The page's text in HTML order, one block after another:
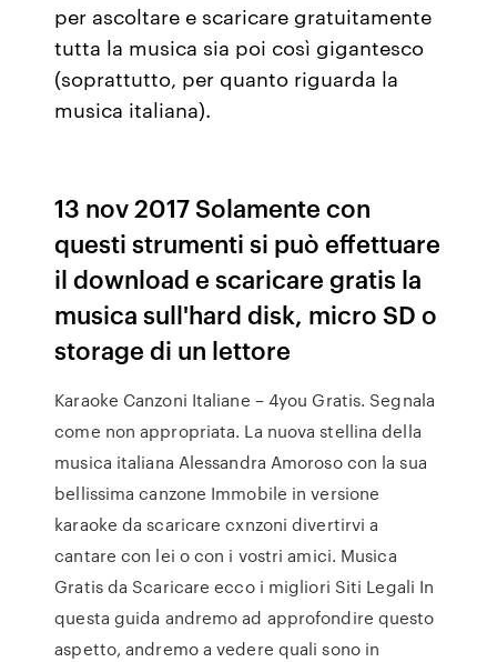
per ascoltare e scaricare gratuitamente
tutta la musica sia poi così gigantesco
(soprattutto, per quanto riguarda la
musica italiana).
13 nov 2017 Solamente con
questi strumenti si può effettuare
il download e scaricare gratis la
musica sull'hard disk, micro SD o
storage di un lettore
Karaoke Canzoni Italiane – 4you Gratis. Segnala
come non appropriata. La nuova stellina della
musica italiana Alessandra Amoroso con la sua
bellissima canzone Immobile in versione
karaoke da scaricare cxnzoni divertirvi a
cantare con lei o con i vostri amici. Musica
Gratis da Scaricare ecco i migliori Siti Legali In
questa guida andremo ad approfondire questo
aspetto, andremo a vedere quali sono in